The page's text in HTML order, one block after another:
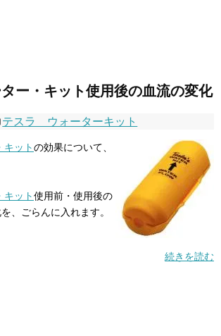
ー・キット使用後の血流の変化
テスラ ウォーターキット
キットの効果について、
キット使用前・使用後の
、ごらんに入れます。
続きを読む